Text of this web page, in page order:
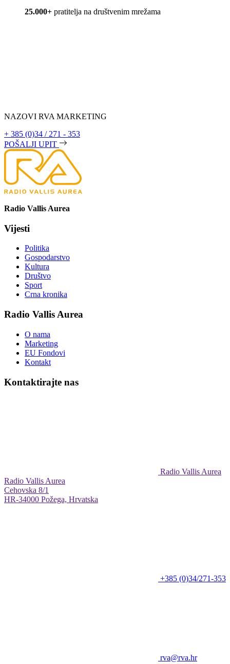
25.000+ pratitelja na društvenim mrežama
NAZOVI RVA MARKETING
+ 385 (0)34 / 271 - 353
POŠALJI UPIT
Radio Vallis Aurea
Vijesti
Politika
Gospodarstvo
Kultura
Društvo
Sport
Crna kronika
Radio Vallis Aurea
O nama
Marketing
EU Fondovi
Kontakt
Kontaktirajte nas
Radio Vallis Aurea
Radio Vallis Aurea
Cehovska 8/1
HR-34000 Požega, Hrvatska
+385 (0)34/271-353
rva@rva.hr